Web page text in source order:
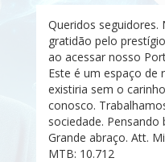
Queridos seguidores.
gratidão pelo
ao acessar nosso
Este é um espaço de
existiria sem o
conosco.
sociedade. Pensando
Grande abraço. Att.
MTB: 10.712